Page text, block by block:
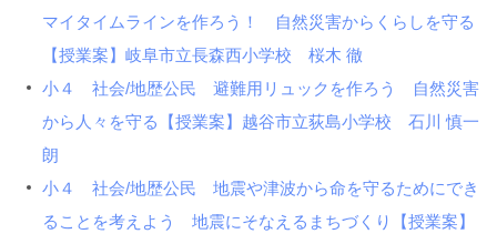
マイタイムラインを作ろう！ 自然災害からくらしを守る
【授業案】岐阜市立長森西小学校 桜木 徹
小４ 社会/地歴公民 避難用リュックを作ろう 自然災害
から人々を守る【授業案】越谷市立荻島小学校 石川 慎一
朗
小４ 社会/地歴公民 地震や津波から命を守るためにでき
ることを考えよう 地震にそなえるまちづくり【授業案】